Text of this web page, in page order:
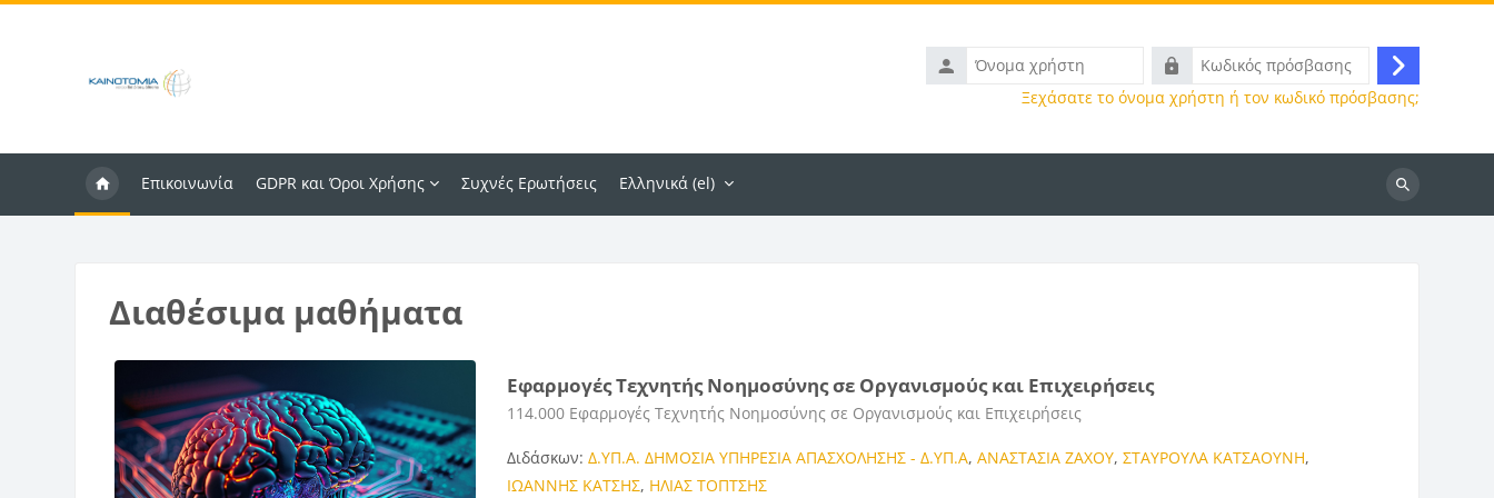
Όνομα
χρήστη
Κωδικός
πρόσβασης
Σύνδεση
Ξεχάσατε το όνομα χρήστη ή τον κωδικό πρόσβασης;
Επικοινωνία GDPR και Όροι Χρήσης Συχνές Ερωτήσεις Ελληνικά ‎(el)‎
Αναζήτηση
Μπλοκ
Διαθέσιμα μαθήματα
Εφαρμογές Τεχνητής Νοημοσύνης σε Οργανισμούς και Επιχειρήσεις
Κατηγορία μαθήματος
114.000 Εφαρμογές Τεχνητής Νοημοσύνης σε Οργανισμούς και Επιχειρήσεις
Διδάσκων:Δ.ΥΠ.Α. ΔΗΜΟΣΙΑ ΥΠΗΡΕΣΙΑ ΑΠΑΣΧΟΛΗΣΗΣ - Δ.ΥΠ.Α,ΑΝΑΣΤΑΣΙΑ ΖΑΧΟΥ,ΣΤΑΥΡΟΥΛΑ ΚΑΤΣΑΟΥΝΗ,
ΙΩΑΝΝΗΣ ΚΑΤΣΗΣ, ΗΛΙΑΣ ΤΟΠΤΣΗΣ